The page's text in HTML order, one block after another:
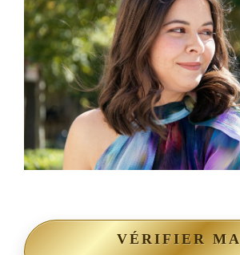
VÉRIFIER MA